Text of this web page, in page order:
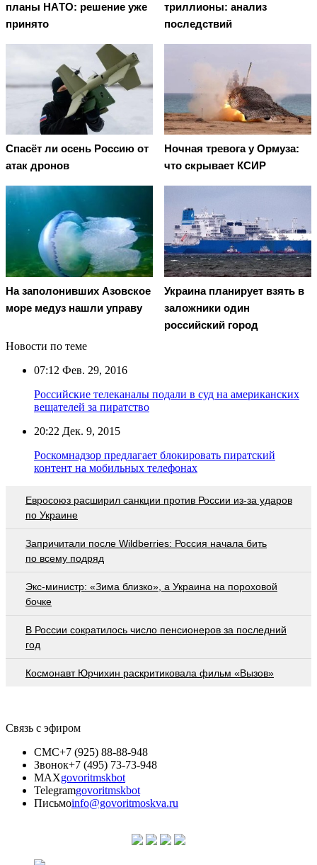
плaны НAТO: рeшeниe ужe
принятo
триллионы: анализ
последствий
Спасёт ли осень Россию от
атак дронов
Ночная тревога у Ормуза:
что скрывает КСИР
На заполонивших Азовское
море медуз нашли управу
Украина планирует взять в
заложники один
российский город
Новости по теме
07:12 Фев. 29, 2016
Российские телеканалы подали в суд на американских
вещателей за пиратство
20:22 Дек. 9, 2015
Роскомнадзор предлагает блокировать пиратский
контент на мобильных телефонах
Евросоюз расширил санкции против России из-за ударов
по Украине
Запричитали после Wildberries: Россия начала бить
по всему подряд
Экс-министр: «Зима близко», а Украина на пороховой
бочке
В России сократилось число пенсионеров за последний
год
Космонавт Юрчихин раскритиковала фильм «Вызов»
Связь с эфиром
СМС+7 (925) 88-88-948
Звонок+7 (495) 73-73-948
MAXgovoritmskbot
Telegramgovoritmskbot
Письмоinfo@govoritmoskva.ru